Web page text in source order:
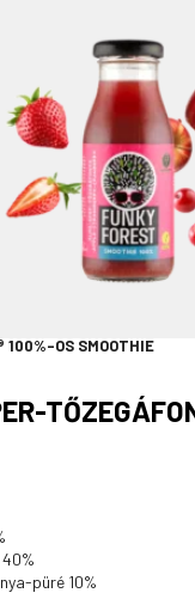
100%-OS SMOOTHIE
püré 10%